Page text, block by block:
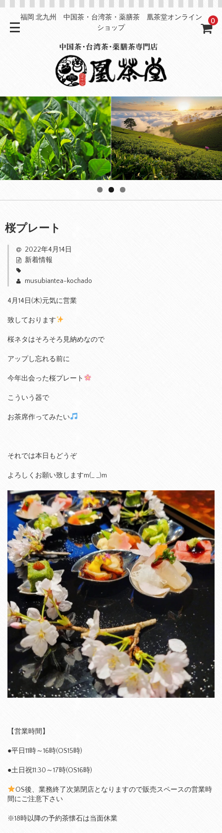
福岡 北九州 中国茶・台湾茶・薬膳茶 凰茶堂オンライン
ショップ
0
桜プレート
2022年4月14日
新着情報
musubiantea-kochado
4月14日(木)元気に営業
致しております
桜ネタはそろそろ見納めなので
アップし忘れる前に
今年出会った桜プレート
こういう器で
お茶席作ってみたい
それでは本日もどうぞ
よろしくお願い致しますm(_ _)m
【営業時間】
●平日11時～16時(OS15時)
●土日祝11:30～17時(OS16時)
OS後、業務終了次第閉店となりますので販売スペースの営業時
間にご注意下さい
※18時以降の予約茶懐石は当面休業